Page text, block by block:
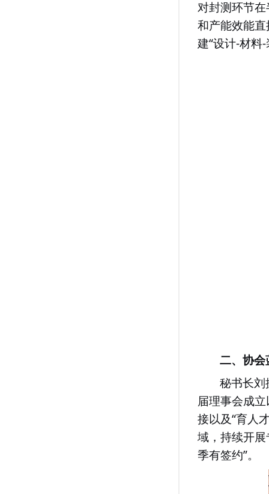
对封测环节
和产能效能
建“设计-材料-
二、协会
秘书长刘
届理事会成
接以及“育人
域，持续开
季有签约”。